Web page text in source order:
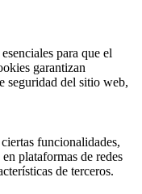
para que el
garantizan
seguridad del sitio web,
funcionalidades,
plataformas de redes
de terceros.